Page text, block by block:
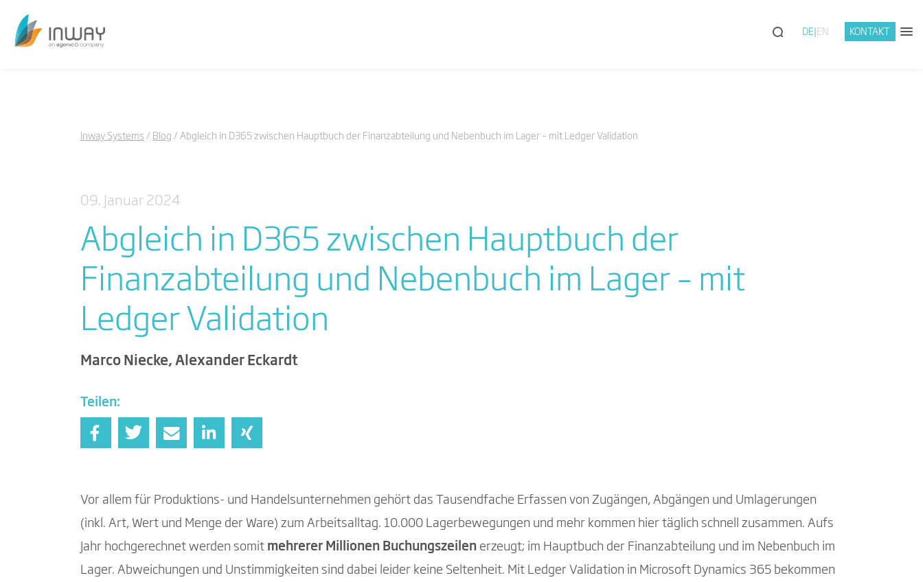
DE EN KONTAKT
Inway Systems Blog Abgleich in D365 zwischen Hauptbuch der Finanzabteilung und Nebenbuch im Lager – mit Ledger Validation
09. Januar 2024
Abgleich in D365 zwischen Hauptbuch der
Finanzabteilung und Nebenbuch im Lager – mit
Ledger Validation
Marco Niecke, Alexander Eckardt
Teilen:
Vor allem für Produktions- und Handelsunternehmen gehört das Tausendfache Erfassen von Zugängen, Abgängen und Umlagerungen
(inkl. Art, Wert und Menge der Ware) zum Arbeitsalltag. 10.000 Lagerbewegungen und mehr kommen hier täglich schnell zusammen. Aufs
Jahr hochgerechnet werden somit mehrerer Millionen Buchungszeilen erzeugt; im Hauptbuch der Finanzabteilung und im Nebenbuch im
Lager. Abweichungen und Unstimmigkeiten sind dabei leider keine Seltenheit. Mit Ledger Validation in Microsoft Dynamics 365 bekommen